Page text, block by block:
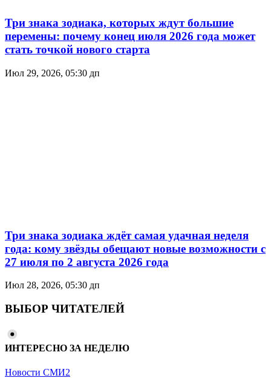
Три знака зодиака, которых ждут большие
перемены: почему конец июля 2026 года может
стать точкой нового старта
Июл 29, 2026, 05:30 дп
Три знака зодиака ждёт самая удачная неделя
года: кому звёзды обещают новые возможности с
27 июля по 2 августа 2026 года
Июл 28, 2026, 05:30 дп
ВЫБОР ЧИТАТЕЛЕЙ
ИНТЕРЕСНО ЗА НЕДЕЛЮ
Новости СМИ2